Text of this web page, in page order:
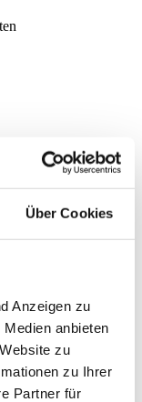
Über Cookies
Anzeigen zu
anbieten
zu
zu Ihrer
Partner für